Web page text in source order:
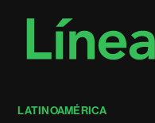
LATINOAMÉRICA